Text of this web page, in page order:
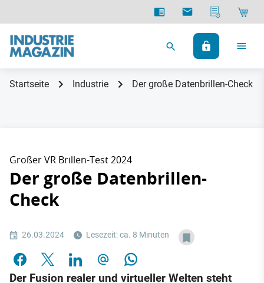
Startseite Industrie Der große Datenbrillen-Check
Großer VR Brillen-Test 2024
Der große Datenbrillen-
Check
26.03.2024 Lesezeit: ca. 8 Minuten
Der Fusion realer und virtueller Welten steht